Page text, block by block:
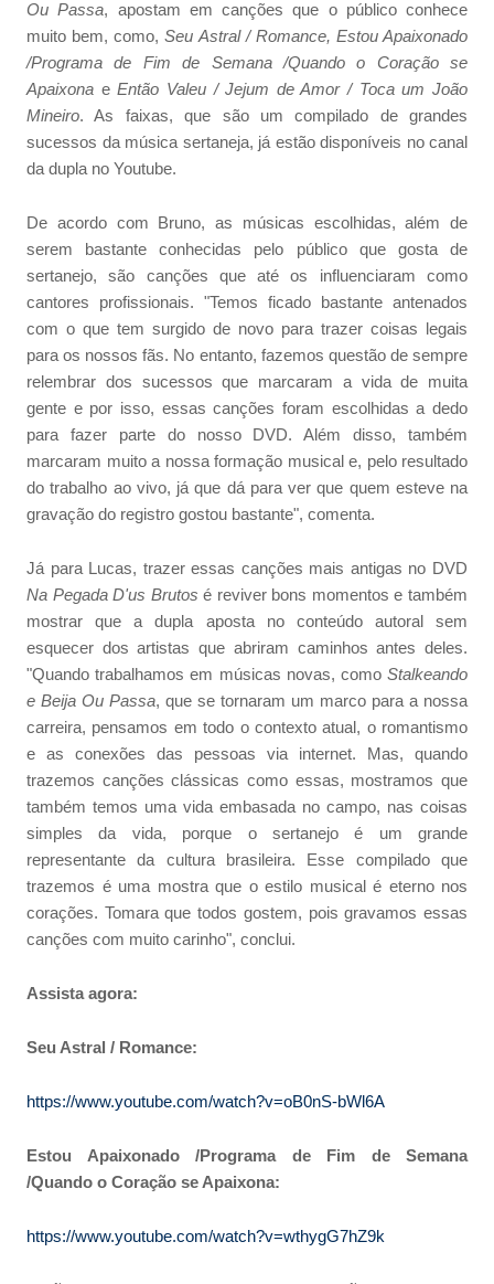
Ou Passa, apostam em canções que o público conhece
muito bem, como,Seu Astral / Romance, Estou Apaixonado
/Programa de Fim de Semana /Quando o Coração se
Apaixona eEntão Valeu / Jejum de Amor / Toca um João
Mineiro. As faixas, que são um compilado de grandes
sucessos da música sertaneja, já estão disponíveis no canal
da dupla no Youtube.
De acordo com Bruno, as músicas escolhidas, além de
serem bastante conhecidas pelo público que gosta de
sertanejo, são canções que até os influenciaram como
cantores profissionais. "Temos ficado bastante antenados
com o que tem surgido de novo para trazer coisas legais
para os nossos fãs. No entanto, fazemos questão de sempre
relembrar dos sucessos que marcaram a vida de muita
gente e por isso, essas canções foram escolhidas a dedo
para fazer parte do nosso DVD. Além disso, também
marcaram muito a nossa formação musical e, pelo resultado
do trabalho ao vivo, já que dá para ver que quem esteve na
gravação do registro gostou bastante", comenta.
Já para Lucas, trazer essas canções mais antigas no DVD
Na Pegada D'us Brutos é reviver bons momentos e também
mostrar que a dupla aposta no conteúdo autoral sem
esquecer dos artistas que abriram caminhos antes deles.
"Quando trabalhamos em músicas novas, como Stalkeando
e Beija Ou Passa, que se tornaram um marco para a nossa
carreira, pensamos em todo o contexto atual, o romantismo
e as conexões das pessoas via internet. Mas, quando
trazemos canções clássicas como essas, mostramos que
também temos uma vida embasada no campo, nas coisas
simples da vida, porque o sertanejo é um grande
representante da cultura brasileira. Esse compilado que
trazemos é uma mostra que o estilo musical é eterno nos
corações. Tomara que todos gostem, pois gravamos essas
canções com muito carinho", conclui.
Assista agora:
Seu Astral / Romance:
https://www.youtube.com/watch?v=oB0nS-bWl6A
Estou Apaixonado /Programa de Fim de Semana
/Quando o Coração se Apaixona:
https://www.youtube.com/watch?v=wthygG7hZ9k